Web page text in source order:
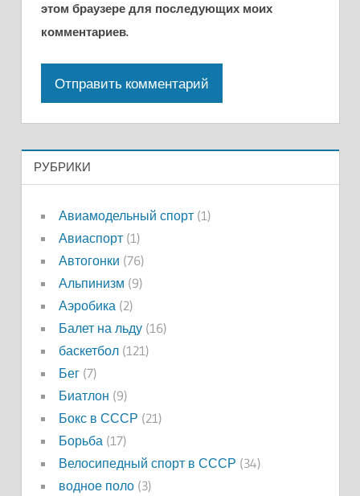
этом браузере для последующих моих
комментариев.
РУБРИКИ
Авиамодельный спорт(1)
Авиаспорт(1)
Автогонки (76)
Альпинизм (9)
Аэробика(2)
Балет на льду(16)
баскетбол(121)
Бег(7)
Биатлон (9)
Бокс в СССР (21)
Борьба(17)
Велосипедный спорт в СССР (34)
водное поло(3)